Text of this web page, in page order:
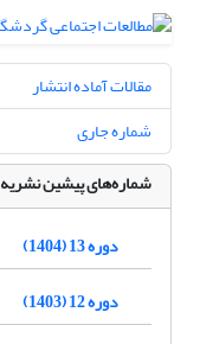
مقالات آماده انتشار
شماره جاری
شماره‌های پیشین نشریه
دوره 13 (1404)
دوره 12 (1403)